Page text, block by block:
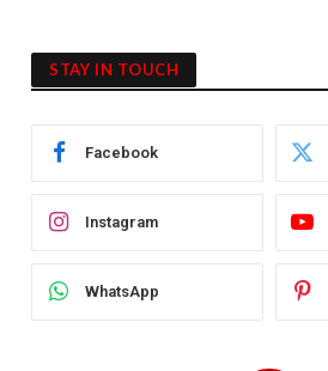
STAY IN TOUCH
Facebook
Instagram
WhatsApp